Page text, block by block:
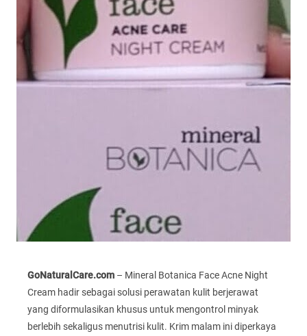
GoNaturalCare.com – Mineral Botanica Face Acne Night
Cream hadir sebagai solusi perawatan kulit berjerawat
yang diformulasikan khusus untuk mengontrol minyak
berlebih sekaligus menutrisi kulit. Krim malam ini diperkaya